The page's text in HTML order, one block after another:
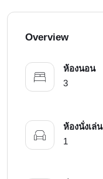
Overview
ห้องนอน
3
ห้องนั่งเล่น
1